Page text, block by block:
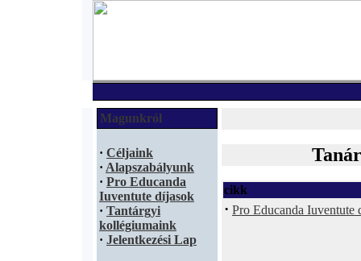
Magunkról
· Céljaink
· Alapszabályunk
· Pro Educanda
Iuventute díjasok
· Tantárgyi
kollégiumaink
· Jelentkezési Lap
cikk
· Pro Educanda Iuventute